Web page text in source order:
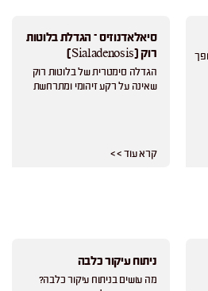
סיאלאדנוזיס – הגדלת בלוטות
רוק (Sialadenosis)
הגדלה סימטרית של בלוטות רוק
שאינה על רקע זיהומי ומתרחשת
קרא עוד > >
ניתוח עיקור כלבה
מה עושים בניתוח עיקור כלבה?